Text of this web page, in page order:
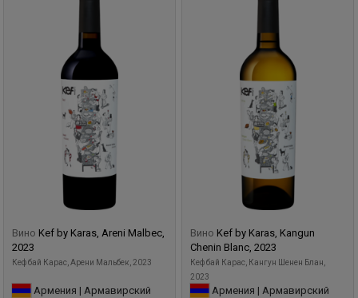
Вино Kef by Karas, Areni Malbec,
2023
Кеф бай Карас, Арени Мальбек, 2023
Армения | Армавирский
Вино Kef by Karas, Kangun
Chenin Blanc, 2023
Кеф бай Карас, Кангун Шенен Блан,
2023
Армения | Армавирский